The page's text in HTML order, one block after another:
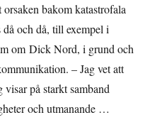
bakom katastrofala
och då, till exempel i
om Dick Nord, i grund och
– Jag vet att
på starkt samband
och utmanande …